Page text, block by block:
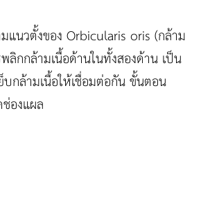
แนวตั้งของ Orbicularis oris (กล้าม
ลิกกล้ามเนื้อด้านในทั้งสองด้าน เป็น
กล้ามเนื้อให้เชื่อมต่อกัน ขั้นตอน
องแผล